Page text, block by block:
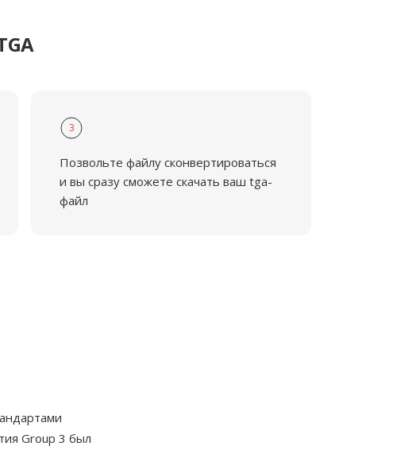
3
Позвольте файлу сконвертироваться
и вы сразу сможете скачать ваш tga-
файл
Group 3 был